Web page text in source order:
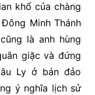
khổ của chàng
Minh Thánh
là anh hùng
giặc và đứng
Ly ở bán đảo
ý nghĩa lịch sử